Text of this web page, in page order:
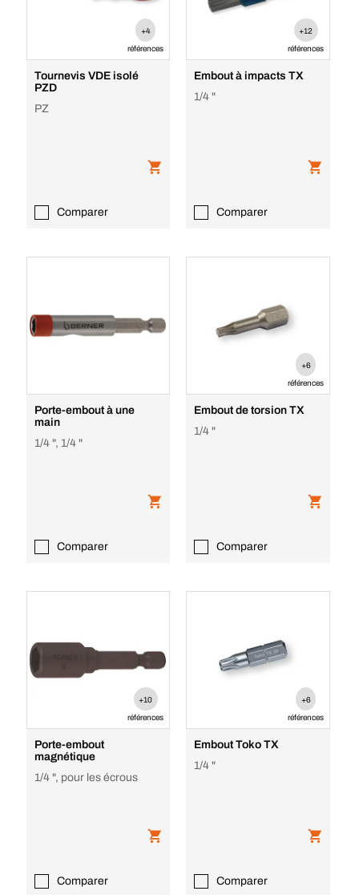
+4
références
Tournevis VDE isolé
PZD
PZ
Comparer
+12
références
Embout à impacts TX
1/4 "
Comparer
Porte-embout à une
main
1/4 ", 1/4 "
Comparer
+6
références
Embout de torsion TX
1/4 "
Comparer
+10
références
Porte-embout
magnétique
1/4 ", pour les écrous
Comparer
+6
références
Embout Toko TX
1/4 "
Comparer